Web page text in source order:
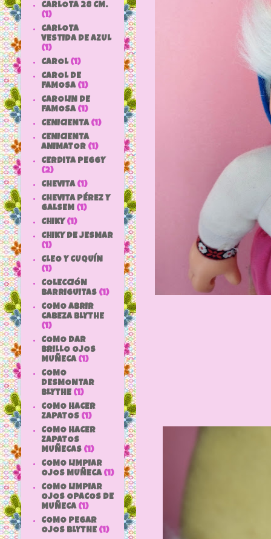
CARLOTA 28 CM.
(1)
CARLOTA
VESTIDA DE AZUL
(1)
CAROL (1)
CAROL DE
FAMOSA (1)
CAROLIN DE
FAMOSA (1)
CENICIENTA (1)
CENICIENTA
ANIMATOR (1)
CERDITA PEGGY
(2)
CHEVITA (1)
CHEVITA PÉREZ Y
GALSEM (1)
CHIKY (1)
CHIKY DE JESMAR
(1)
CLEO Y CUQUÍN
(1)
COLECCIÓN
BARRIGUITAS (1)
COMO ABRIR
CABEZA BLYTHE
(1)
COMO DAR
BRILLO OJOS
MUÑECA (1)
COMO
DESMONTAR
BLYTHE (1)
COMO HACER
ZAPATOS (1)
COMO HACER
ZAPATOS
MUÑECAS (1)
COMO LIMPIAR
OJOS MUÑECA (1)
COMO LIMPIAR
OJOS OPACOS DE
MUÑECA (1)
COMO PEGAR
OJOS BLYTHE (1)